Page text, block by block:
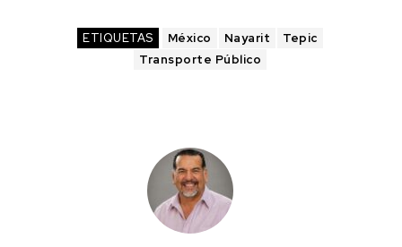
ETIQUETAS México Nayarit
Tepic
Transporte Público